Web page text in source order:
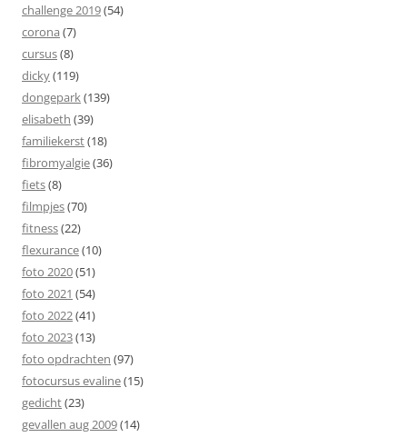
challenge 2019(54)
corona (7)
cursus(8)
dicky(119)
dongepark(139)
elisabeth (39)
familiekerst(18)
fibromyalgie(36)
fiets(8)
filmpjes(70)
fitness(22)
flexurance(10)
foto 2020(51)
foto 2021 (54)
foto 2022(41)
foto 2023(13)
foto opdrachten (97)
fotocursus evaline(15)
gedicht(23)
gevallen aug 2009(14)